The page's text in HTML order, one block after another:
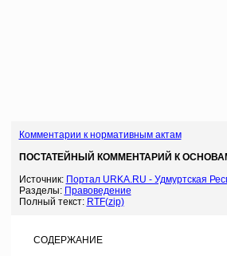
Комментарии к нормативным актам
ПОСТАТЕЙНЫЙ КОММЕНТАРИЙ К
Источник: Портал URKA.RU - Удмуртская
Разделы: Правоведение
Полный текст: RTF(zip)
СОДЕРЖАНИЕ